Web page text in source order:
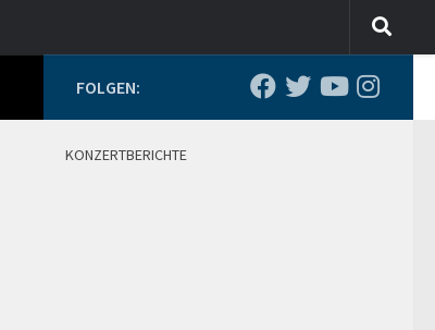
FOLGEN:
KONZERTBERICHTE